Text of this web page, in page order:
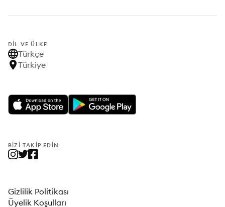
DIL VE ÜLKE
Türkçe
Türkiye
BIZI TAKIP EDIN
Gizlilik Politikası
Üyelik Koşulları